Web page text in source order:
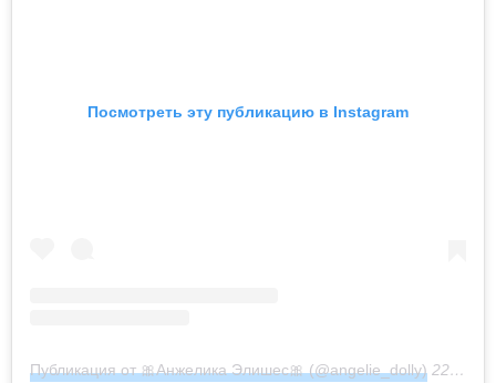
Посмотреть эту публикацию в Instagram
Публикация от 🎀Анжелика Элишес🎀 (@angelie_dolly) 22 Окт 2019 в 8:08 PDT